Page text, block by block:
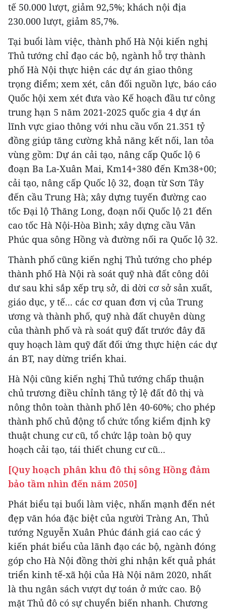
tế 50.000 lượt, giảm 92,5%; khách nội địa
230.000 lượt, giảm 85,7%.
Tại buổi làm việc, thành phố Hà Nội kiến nghị
Thủ tướng chỉ đạo các bộ, ngành hỗ trợ thành
phố Hà Nội thực hiện các dự án giao thông
trọng điểm; xem xét, cân đối nguồn lực, báo cáo
Quốc hội xem xét đưa vào Kế hoạch đầu tư công
trung hạn 5 năm 2021-2025 quốc gia 4 dự án
lĩnh vực giao thông với nhu cầu vốn 21.351 tỷ
đồng giúp tăng cường khả năng kết nối, lan tỏa
vùng gồm: Dự án cải tạo, nâng cấp Quốc lộ 6
đoạn Ba La-Xuân Mai, Km14+380 đến Km38+00;
cải tạo, nâng cấp Quốc lộ 32, đoạn từ Sơn Tây
đến cầu Trung Hà; xây dựng tuyến đường cao
tốc Đại lộ Thăng Long, đoạn nối Quốc lộ 21 đến
cao tốc Hà Nội-Hòa Bình; xây dựng cầu Vân
Phúc qua sông Hồng và đường nối ra Quốc lộ 32.
Thành phố cũng kiến nghị Thủ tướng cho phép
thành phố Hà Nội rà soát quỹ nhà đất công dôi
dư sau khi sắp xếp trụ sở, di dời cơ sở sản xuất,
giáo dục, y tế... các cơ quan đơn vị của Trung
ương và thành phố, quỹ nhà đất chuyên dùng
của thành phố và rà soát quỹ đất trước đây đã
quy hoạch làm quỹ đất đối ứng thực hiện các dự
án BT, nay dừng triển khai.
Hà Nội cũng kiến nghị Thủ tướng chấp thuận
chủ trương điều chỉnh tăng tỷ lệ đất đô thị và
nông thôn toàn thành phố lên 40-60%; cho phép
thành phố chủ động tổ chức tổng kiểm định kỹ
thuật chung cư cũ, tổ chức lập toàn bộ quy
hoạch cải tạo, tái thiết chung cư cũ...
[Quy hoạch phân khu đô thị sông Hồng đảm
bảo tầm nhìn đến năm 2050]
Phát biểu tại buổi làm việc, nhấn mạnh đến nét
đẹp văn hóa đặc biệt của người Tràng An, Thủ
tướng Nguyễn Xuân Phúc đánh giá cao các ý
kiến phát biểu của lãnh đạo các bộ, ngành đóng
góp cho Hà Nội đồng thời ghi nhận kết quả phát
triển kinh tế-xã hội của Hà Nội năm 2020, nhất
là thu ngân sách vượt dự toán ở mức cao. Bộ
mặt Thủ đô có sự chuyển biến nhanh. Chương